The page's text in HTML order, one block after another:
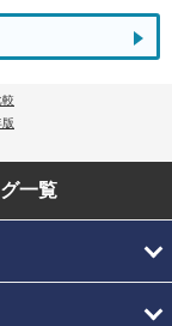
一覧